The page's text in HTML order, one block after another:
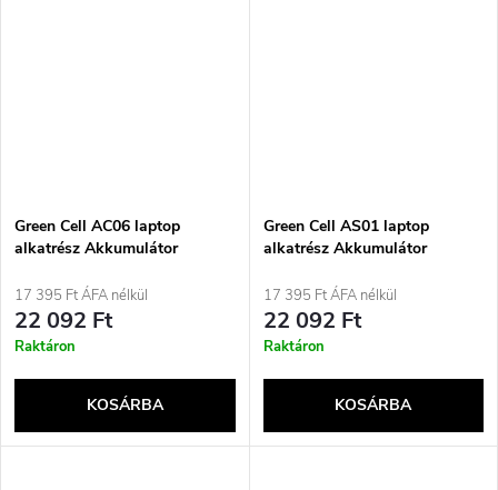
Green Cell AC06 laptop
alkatrész Akkumulátor
17 395 Ft ÁFA nélkül
22 092 Ft
Raktáron
KOSÁRBA
Green Cell AS01 laptop
alkatrész Akkumulátor
17 395 Ft ÁFA nélkül
22 092 Ft
Raktáron
KOSÁRBA